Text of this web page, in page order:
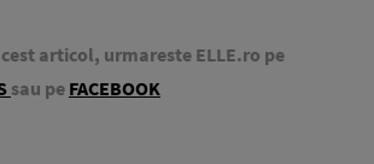
articol, urmareste ELLE.ro pe
sau pe FACEBOOK